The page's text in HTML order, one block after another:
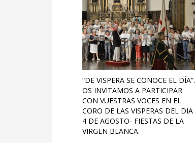
“DE VISPERA SE CONOCE EL DÍA”.
OS INVITAMOS A PARTICIPAR
CON VUESTRAS VOCES EN EL
CORO DE LAS VISPERAS DEL DIA
4 DE AGOSTO- FIESTAS DE LA
VIRGEN BLANCA.